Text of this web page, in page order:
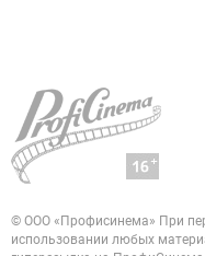
© ООО «Профисинема» При
использовании любых